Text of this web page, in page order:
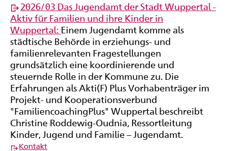
2026/03 Das Jugendamt der Stadt Wuppertal -
Aktiv für Familien und ihre Kinder in
Wuppertal: Einem Jugendamt komme als
städtische Behörde in erziehungs- und
familienrelevanten Fragestellungen
grundsätzlich eine koordinierende und
steuernde Rolle in der Kommune zu. Die
Erfahrungen als Akti(F) Plus Vorhabenträger im
Projekt- und Kooperationsverbund
"FamiliencoachingPlus" Wuppertal beschreibt
Christine Roddewig-Oudnia, Ressortleitung
Kinder, Jugend und Familie – Jugendamt.
Kontakt